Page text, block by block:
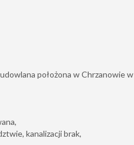
położona w Chrzanowie w
kanalizacji brak,